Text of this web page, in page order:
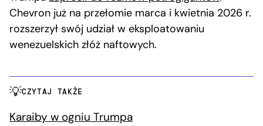
Chevron już na przełomie marca i kwietnia 2026 r.
rozszerzył swój udział w eksploatowaniu
wenezuelskich złóż naftowych.
CZYTAJ TAKŻE
Karaiby w ogniu Trumpa